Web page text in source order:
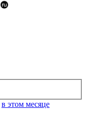
в этом месяце